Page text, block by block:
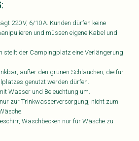
220 V, 6/10 A. Kunden dürfen keine
und müssen eigene Kabel und
stellt der Campingplatz eine Verlängerung
außer den grünen Schläuchen, die für
genutzt werden dürfen.
Wasser und Beleuchtung um.
zur Trinkwasserversorgung, nicht zum
Waschbecken nur für Wäsche zu